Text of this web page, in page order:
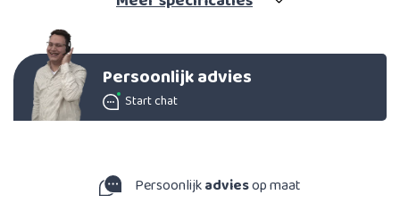
Persoonlijk advies
Start chat
Persoonlijkadviesop maat